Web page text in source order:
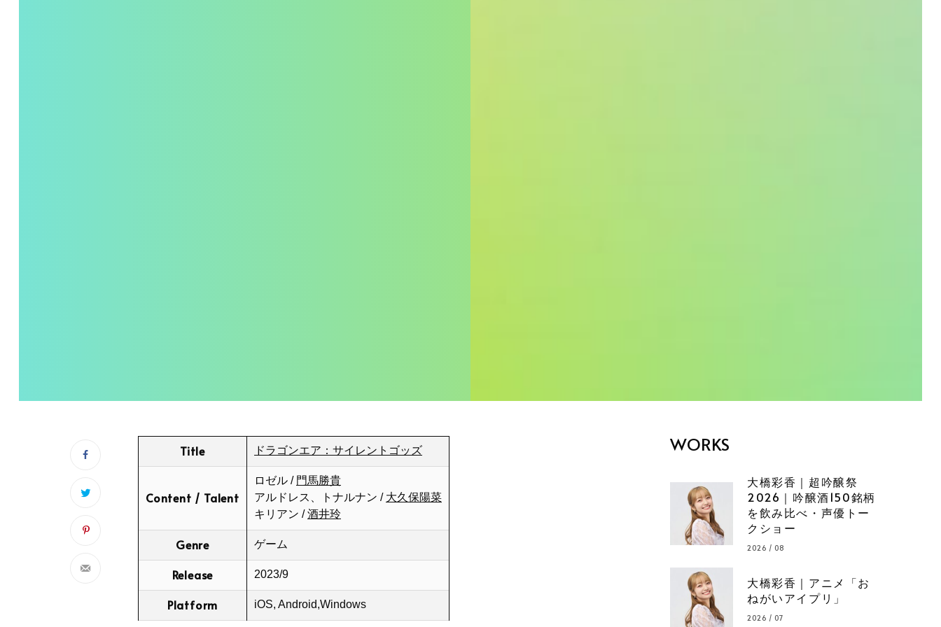
Title ドラゴンエア：サイレントゴッズ
Content / Talent
ロゼル / 門馬勝貴
アルドレス、トナルナン / 大久保陽菜
キリアン /酒井玲
Genre ゲーム
Release 2023/9
Platform iOS, Android,Windows
WORKS
大橋彩香｜超吟醸祭
2026｜吟醸酒150銘柄
を飲み比べ・声優トー
クショー
2026 / 08
大橋彩香｜アニメ「お
ねがいアイプリ」
2026 / 07